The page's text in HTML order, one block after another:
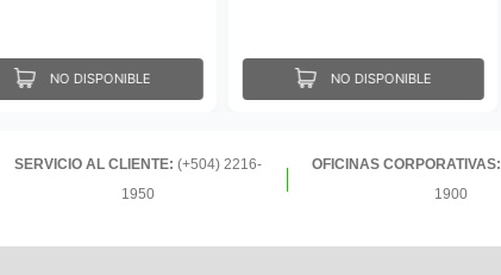
NO DISPONIBLE NO DISPONIBLE
SERVICIO AL CLIENTE: (+504) 2216-
1950
OFICINAS CORPORATIVAS:
1900